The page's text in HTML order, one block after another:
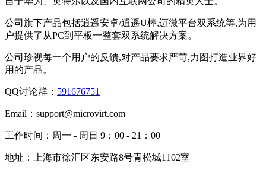
公司旗下产品包括逍遥安卓/逍遥U棒,迈微平台双系统等,为用
户提供了从PC到平板一整套双系统解决方案。
公司珍视每一个用户的反馈,对产品要求严苛,力图打造业界好
用的产品。
QQ讨论群： 591676751
Email： support@microvirt.com
工作时间： 周一 - 周日 9：00 - 21：00
地址： 上海市徐汇区东安路8号青松城1102室